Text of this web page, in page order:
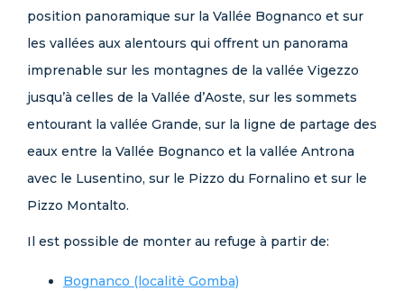
position panoramique sur la Vallée Bognanco et sur
les vallées aux alentours qui offrent un panorama
imprenable sur les montagnes de la vallée Vigezzo
jusqu’à celles de la Vallée d’Aoste, sur les sommets
entourant la vallée Grande, sur la ligne de partage des
eaux entre la Vallée Bognanco et la vallée Antrona
avec le Lusentino, sur le Pizzo du Fornalino et sur le
Pizzo Montalto.
Il est possible de monter au refuge à partir de:
Bognanco (localitè Gomba)